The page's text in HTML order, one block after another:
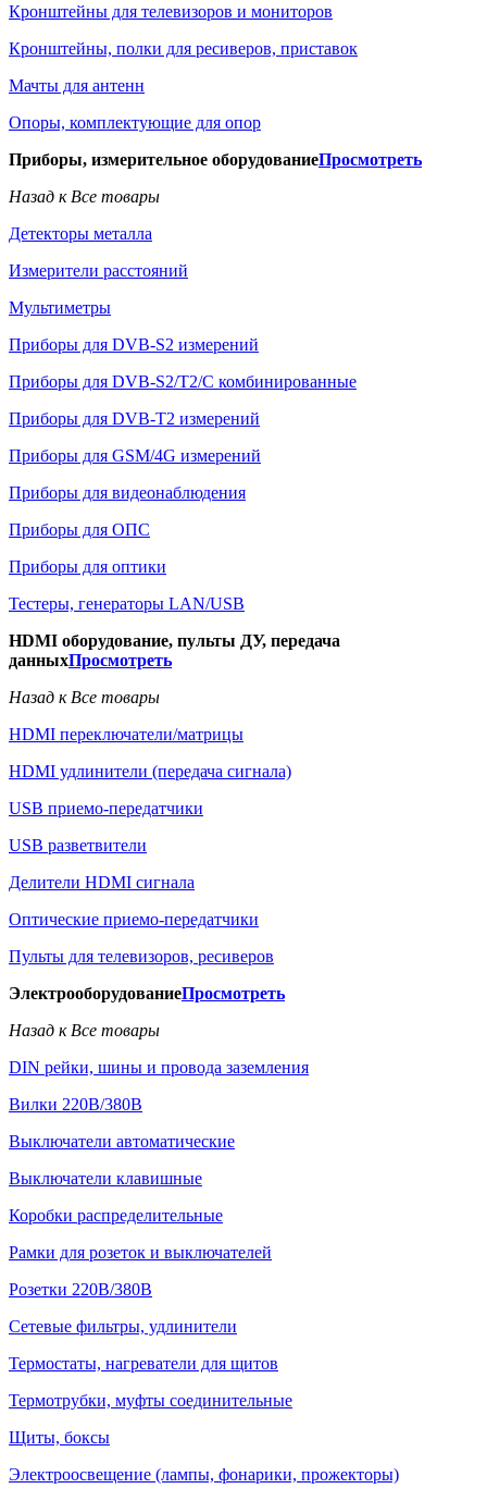
Кронштейны для телевизоров и мониторов
Кронштейны, полки для ресиверов, приставок
Мачты для антенн
Опоры, комплектующие для опор
Приборы, измерительное оборудованиеПросмотреть
Назад к Все товары
Детекторы металла
Измерители расстояний
Мультиметры
Приборы для DVB-S2 измерений
Приборы для DVB-S2/T2/C комбинированные
Приборы для DVB-T2 измерений
Приборы для GSM/4G измерений
Приборы для видеонаблюдения
Приборы для ОПС
Приборы для оптики
Тестеры, генераторы LAN/USB
HDMI оборудование, пульты ДУ, передача
данныхПросмотреть
Назад к Все товары
HDMI переключатели/матрицы
HDMI удлинители (передача сигнала)
USB приемо-передатчики
USB разветвители
Делители HDMI сигнала
Оптические приемо-передатчики
Пульты для телевизоров, ресиверов
ЭлектрооборудованиеПросмотреть
Назад к Все товары
DIN рейки, шины и провода заземления
Вилки 220В/380В
Выключатели автоматические
Выключатели клавишные
Коробки распределительные
Рамки для розеток и выключателей
Розетки 220В/380В
Сетевые фильтры, удлинители
Термостаты, нагреватели для щитов
Термотрубки, муфты соединительные
Щиты, боксы
Электроосвещение (лампы, фонарики, прожекторы)